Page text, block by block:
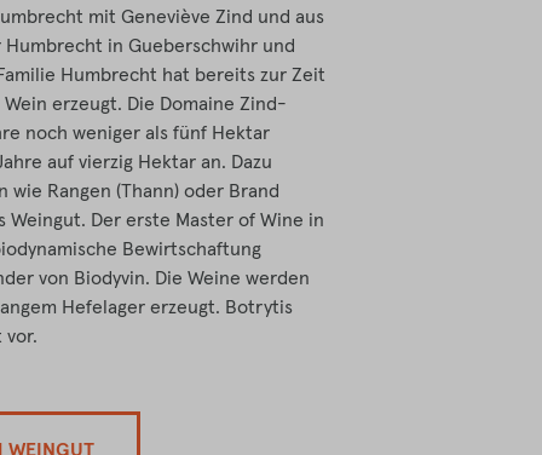
mit Geneviève Zind und aus
in Gueberschwihr und
Humbrecht hat bereits zur Zeit
Wein erzeugt. Die Domaine Zind-
noch weniger als fünf Hektar
auf vierzig Hektar an. Dazu
Rangen (Thann) oder Brand
Weingut. Der erste Master of Wine in
Bewirtschaftung
von Biodyvin. Die Weine werden
Hefelager erzeugt. Botrytis
WEINGUT